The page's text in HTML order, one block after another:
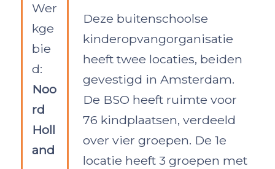
Wer
kge
bie
d:
Noo
rd
Holl
and
Deze buitenschoolse
kinderopvangorganisatie
heeft twee locaties, beiden
gevestigd in Amsterdam.
De BSO heeft ruimte voor
76 kindplaatsen, verdeeld
over vier groepen. De 1e
locatie heeft 3 groepen met